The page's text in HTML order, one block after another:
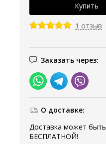
1 отзыв
Заказать через:
О доставке:
Доставка может быть
БЕСПЛАТНОЙ!